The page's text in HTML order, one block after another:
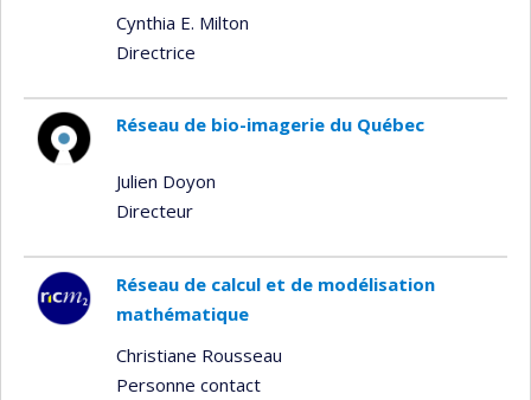
Cynthia E. Milton
Directrice
Réseau de bio-imagerie du Québec
Julien Doyon
Directeur
Réseau de calcul et de modélisation
mathématique
Christiane Rousseau
Personne contact